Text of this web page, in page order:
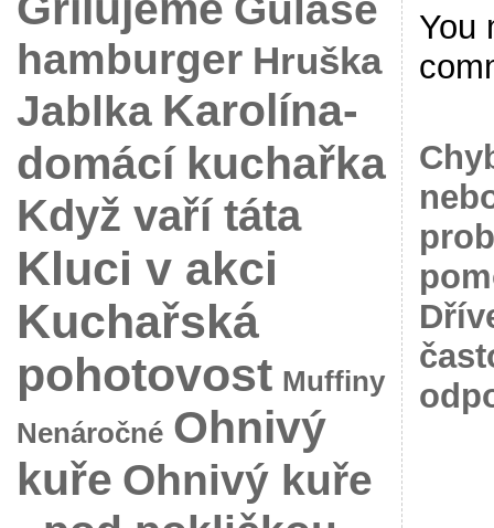
hamburger Hruška
Jablka Karolína-
domácí kuchařka
Když vaří táta
Kluci v akci
Kuchařská
pohotovost Muffiny
Nenáročné Ohnivý
kuře Ohnivý kuře
You